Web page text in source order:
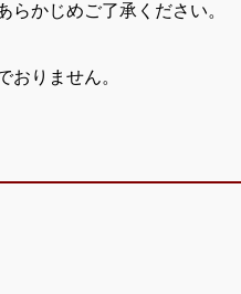
かじめご了承ください。
りません。